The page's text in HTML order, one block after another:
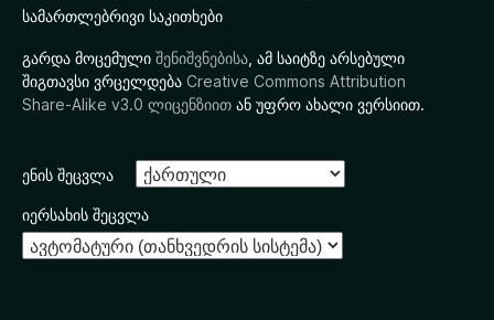
სამართლებრივი საკითხები
გარდა მოცემული შენიშვნებისა , ამ საიტზე არსებული
შიგთავსი ვრცელდება Creative Commons Attribution
Share-Alike v3.0 ლიცენზიით ან უფრო ახალი ვერსიით.
ენის შეცვლა
იერსახის შეცვლა